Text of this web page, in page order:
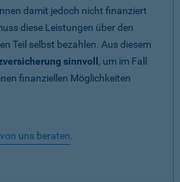
damit jedoch nicht finanziert
diese Leistungen über den
Teil selbst bezahlen. Aus diesem
sinnvoll , um im Fall
finanziellen Möglichkeiten
uns beraten.